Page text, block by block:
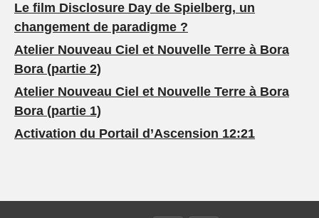
Le film Disclosure Day de Spielberg, un
changement de paradigme ?
Atelier Nouveau Ciel et Nouvelle Terre à Bora
Bora (partie 2)
Atelier Nouveau Ciel et Nouvelle Terre à Bora
Bora (partie 1)
Activation du Portail d’Ascension 12:21